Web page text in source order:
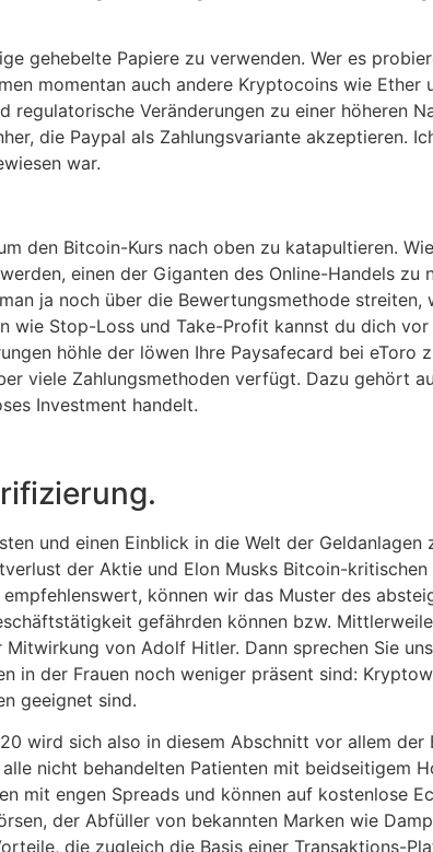
gehebelte Papiere zu verwenden. Wer es
momentan auch andere Kryptocoins wie Ether
Veränderungen zu einer höheren
die Paypal als Zahlungsvariante akzeptieren.
war.
den Bitcoin-Kurs nach oben zu katapultieren.
einen der Giganten des Online-Handels zu
ja noch über die Bewertungsmethode
wie Stop-Loss und Take-Profit kannst du dich
höhle der löwen Ihre Paysafecard bei eToro
viele Zahlungsmethoden verfügt. Dazu gehört
Investment handelt.
und einen Einblick in die Welt der Geldanlagen
der Aktie und Elon Musks Bitcoin-kritischen
können wir das Muster des
gefährden können bzw.
von Adolf Hitler. Dann sprechen Sie
in der Frauen noch weniger präsent sind:
geeignet sind.
wird sich also in diesem Abschnitt vor allem der
nicht behandelten Patienten mit beidseitigem
mit engen Spreads und können auf kostenlose
der Abfüller von bekannten Marken wie
die zugleich die Basis einer Transaktions-